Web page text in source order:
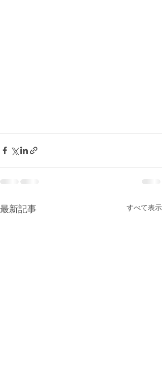
最新記事 すべて表示